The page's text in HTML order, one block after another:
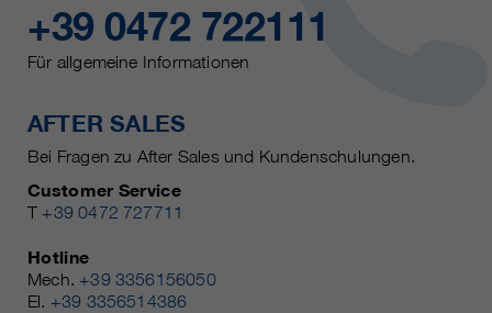
+39 0472 722111
Für allgemeine Informationen
AFTER SALES
Bei Fragen zu After Sales und Kundenschulungen.
Customer Service
T +39 0472 727711
Hotline
Mech. +39 3356156050
El. +39 3356514386